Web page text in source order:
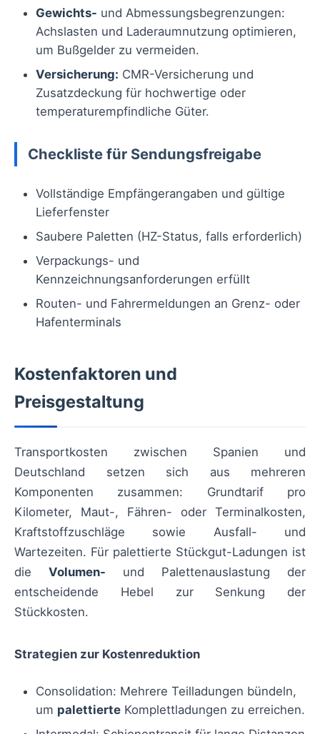
Gewichts- und Abmessungsbegrenzungen:
Achslasten und Laderaumnutzung optimieren,
um Bußgelder zu vermeiden.
Versicherung: CMR-Versicherung und
Zusatzdeckung für hochwertige oder
temperaturempfindliche Güter.
Checkliste für Sendungsfreigabe
Vollständige Empfängerangaben und gültige
Lieferfenster
Saubere Paletten (HZ-Status, falls erforderlich)
Verpackungs- und
Kennzeichnungsanforderungen erfüllt
Routen- und Fahrermeldungen an Grenz- oder
Hafenterminals
Kostenfaktoren und
Preisgestaltung
Transportkosten zwischen Spanien und
Deutschland setzen sich aus mehreren
Komponenten zusammen: Grundtarif pro
Kilometer, Maut-, Fähren- oder Terminalkosten,
Kraftstoffzuschläge sowie Ausfall- und
Wartezeiten. Für palettierte Stückgut-Ladungen ist
die Volumen- und Palettenauslastung der
entscheidende Hebel zur Senkung der
Stückkosten.
Strategien zur Kostenreduktion
Consolidation: Mehrere Teilladungen bündeln,
um palettierte Komplettladungen zu erreichen.